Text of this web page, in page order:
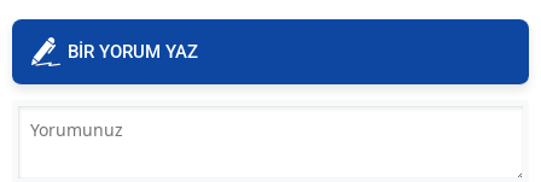
BİR YORUM YAZ